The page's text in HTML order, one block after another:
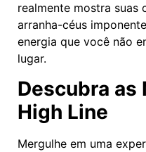
realmente mostra suas
arranha-céus
energia que você não
lugar.
Descubra as
High Line
Mergulhe em uma